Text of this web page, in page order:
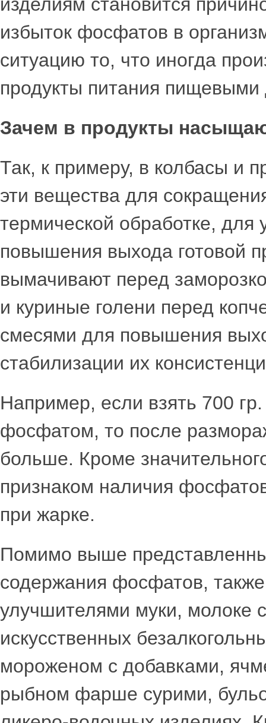
избыток фосфатов в
ситуацию то, что иногда
продукты питания пищевыми
Зачем в продукты
Так, к примеру, в колбасы и
эти вещества для
термической обработке, для
повышения выхода готовой
вымачивают перед
и куриные голени перед
смесями для повышения
стабилизации их
Например, если взять 700
фосфатом, то после
больше. Кроме
признаком наличия
при жарке.
Помимо выше
содержания фосфатов,
улучшителями муки, молоке
искусственных
мороженом с добавками,
рыбном фарше сурими,